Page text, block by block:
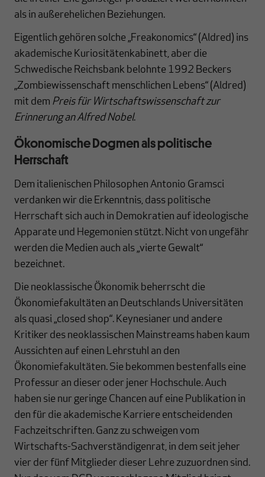
als in außerehelichen Beziehungen.
Eigentlich gehören solche „Freakonomics“ (Aldred) ins
akademische Kuriositätenkabinett, aber die
Schwedische Reichsbank belohnte 1992 Beckers
„Zombiewissenschaft menschlichen Lebens“ (Aldred)
mit dem Preis für Wirtschaftswissenschaft zur
Erinnerung an Alfred Nobel.
Ökonomische Dogmen als politische
Herrschaft
Dem italienischen Philosophen Antonio Gramsci
verdanken wir die Erkenntnis, dass politische
Herrschaft sich auch in Demokratien auf ideologische
Apparate und Hegemonien stützt. Nicht von ungefähr
werden die Medien auch als „vierte Gewalt“
bezeichnet.
Die neoklassische Ökonomik beherrscht die
Ökonomiefakultäten an Deutschlands Universitäten
als quasi „closed shop“. Keynesianer und andere
Kritiker des neoklassischen Mainstreams haben kaum
Aussichten auf einen Lehrstuhl an den
Ökonomiefakultäten. Sie bekommen bestenfalls eine
Professur an dieser oder jener Hochschule. Auch
haben sie nur geringe Chancen auf eine Publikation in
den für die akademische Karriere entscheidenden
Fachzeitschriften. Ganz zu schweigen vom
Wirtschafts-Sachverständigenrat, in dem seit jeher
vier der fünf Mitglieder dieser Lehre zuzuordnen sind.